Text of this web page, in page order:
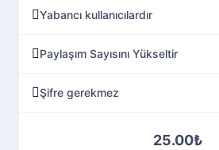
Yabancı kullanıcılardır
Paylaşım Sayısını Yükseltir
Şifre gerekmez
25.00₺